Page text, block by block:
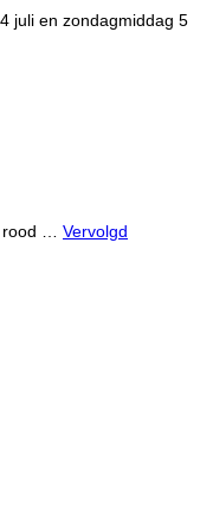
juli en zondagmiddag 5
rood … Vervolgd